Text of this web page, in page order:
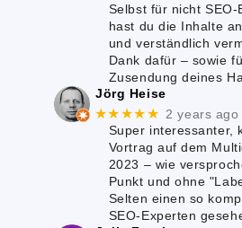
Selbst für nicht SEO-
hast du die Inhalte
und verständlich
Dank dafür – sowie
Zusendung deines
Jörg Heise
★★★★★ 2 years ago
Super interessanter,
Vortrag auf dem
2023 – wie
Punkt und ohne
Selten einen so
SEO-Experten